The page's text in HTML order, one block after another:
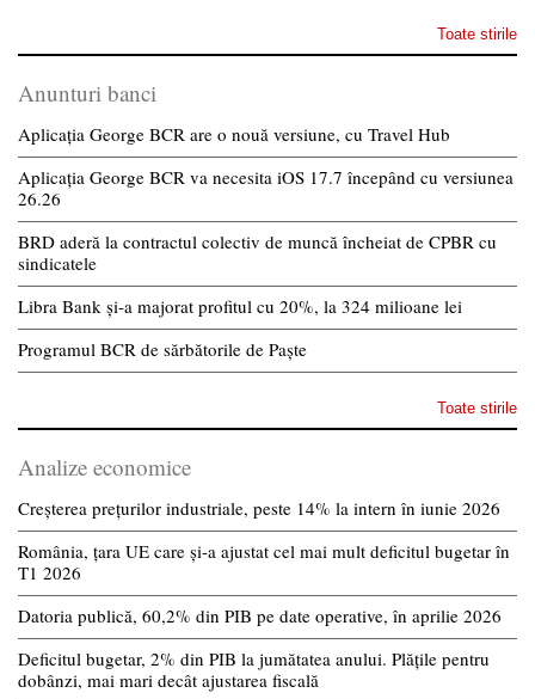
Toate stirile
Anunturi banci
Aplicația George BCR are o nouă versiune, cu Travel Hub
Aplicația George BCR va necesita iOS 17.7 începând cu versiunea
26.26
BRD aderă la contractul colectiv de muncă încheiat de CPBR cu
sindicatele
Libra Bank și-a majorat profitul cu 20%, la 324 milioane lei
Programul BCR de sărbătorile de Paște
Toate stirile
Analize economice
Creșterea prețurilor industriale, peste 14% la intern în iunie 2026
România, țara UE care și-a ajustat cel mai mult deficitul bugetar în
T1 2026
Datoria publică, 60,2% din PIB pe date operative, în aprilie 2026
Deficitul bugetar, 2% din PIB la jumătatea anului. Plățile pentru
dobânzi, mai mari decât ajustarea fiscală